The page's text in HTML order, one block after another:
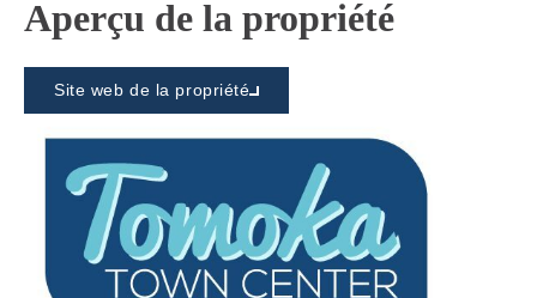
Aperçu de la propriété
Site web de la propriété